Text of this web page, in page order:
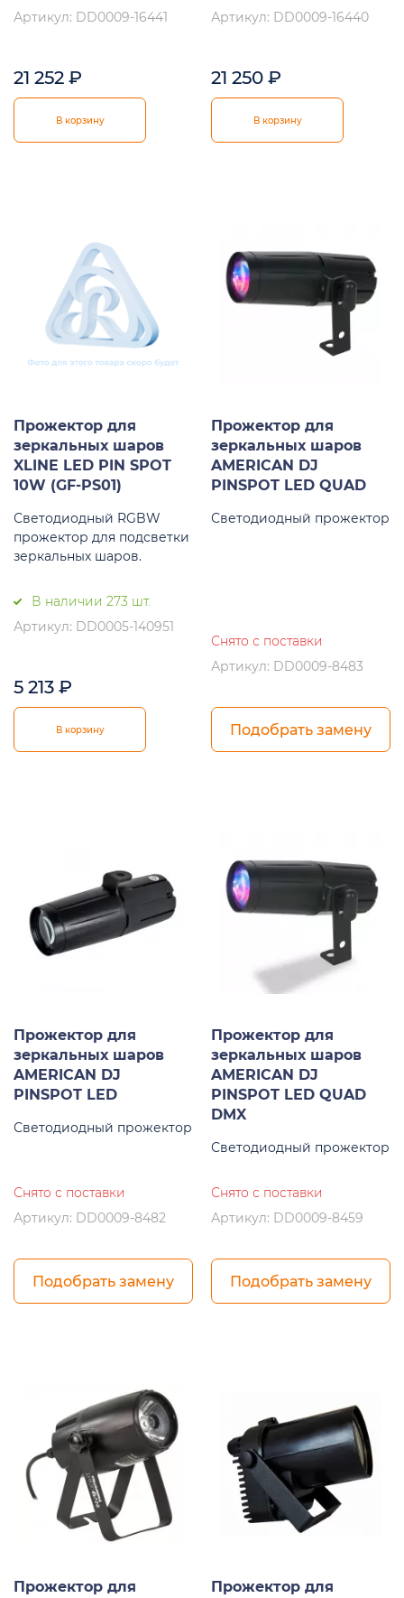
Артикул: DD0009-16441
21 252 ₽
В корзину
Артикул: DD0009-16440
21 250 ₽
В корзину
Прожектор для
зеркальных шаров
XLINE LED PIN SPOT
10W (GF-PS01)
Светодиодный RGBW
прожектор для подсветки
зеркальных шаров.
В наличии 273 шт.
Артикул: DD0005-140951
5 213 ₽
В корзину
Прожектор для
зеркальных шаров
AMERICAN DJ
PINSPOT LED QUAD
Светодиодный прожектор
Снято с поставки
Артикул: DD0009-8483
Подобрать замену
Прожектор для
зеркальных шаров
AMERICAN DJ
PINSPOT LED
Светодиодный прожектор
Снято с поставки
Артикул: DD0009-8482
Подобрать замену
Прожектор для
зеркальных шаров
AMERICAN DJ
PINSPOT LED QUAD
DMX
Светодиодный прожектор
Снято с поставки
Артикул: DD0009-8459
Подобрать замену
Прожектор для Прожектор для